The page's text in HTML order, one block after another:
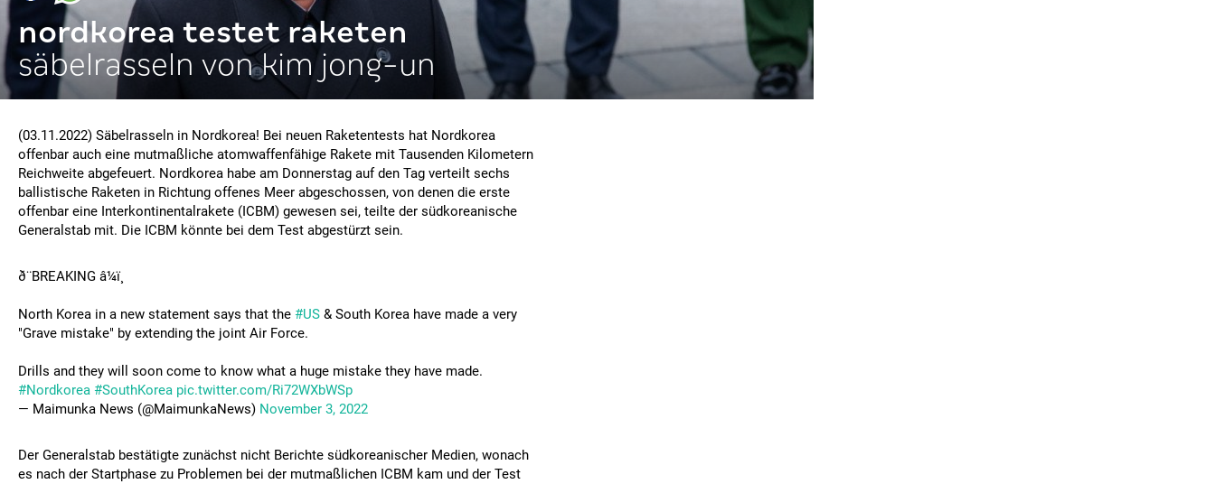
nordkorea testet raketen
säbelrasseln von kim jong-un
(03.11.2022) Säbelrasseln in Nordkorea! Bei neuen Raketentests hat Nordkorea
offenbar auch eine mutmaßliche atomwaffenfähige Rakete mit Tausenden Kilometern
Reichweite abgefeuert. Nordkorea habe am Donnerstag auf den Tag verteilt sechs
ballistische Raketen in Richtung offenes Meer abgeschossen, von denen die erste
offenbar eine Interkontinentalrakete (ICBM) gewesen sei, teilte der südkoreanische
Generalstab mit. Die ICBM könnte bei dem Test abgestürzt sein.
ð¨BREAKING â¼ï¸
North Korea in a new statement says that the #US & South Korea have made a very
"Grave mistake" by extending the joint Air Force.
Drills and they will soon come to know what a huge mistake they have made.
#Nordkorea #SouthKorea pic.twitter.com/Ri72WXbWSp
— Maimunka News (@MaimunkaNews) November 3, 2022
Der Generalstab bestätigte zunächst nicht Berichte südkoreanischer Medien, wonach
es nach der Startphase zu Problemen bei der mutmaßlichen ICBM kam und der Test